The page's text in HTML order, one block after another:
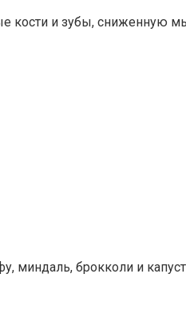
кости и зубы,
брокколи и